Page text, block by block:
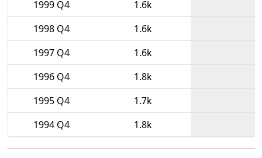
1999 Q4
1.6k
1998 Q4
1.6k
1997 Q4
1.6k
1996 Q4
1.8k
1995 Q4
1.7k
1994 Q4
1.8k